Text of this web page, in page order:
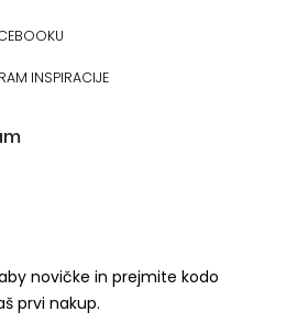
INSPIRACIJE
novičke in prejmite kodo
prvi nakup.